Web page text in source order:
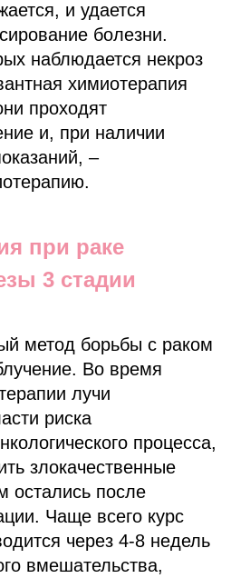
и удается
болезни.
наблюдается некроз
химиотерапия
проходят
и, при наличии
–
при раке
3 стадии
метод борьбы с раком
Во время
лучи
риска
процесса,
злокачественные
остались после
Чаще всего курс
через 4-8 недель
вмешательства,